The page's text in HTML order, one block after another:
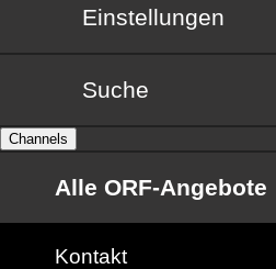
Einstellungen
Suche
Channels
Alle ORF-Angebote
Kontakt